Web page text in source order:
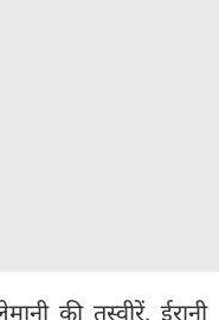
की तस्वीरें, ईरानी